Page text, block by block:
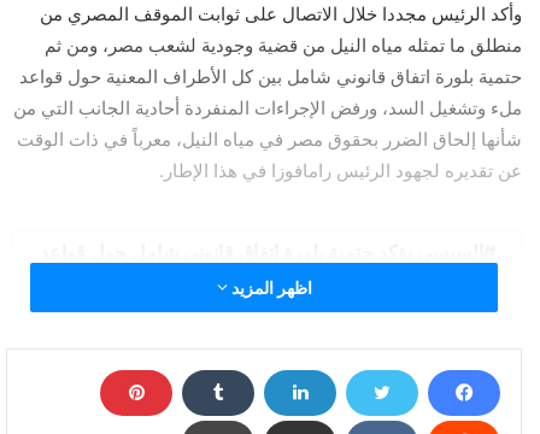
وأكد الرئيس مجددا خلال الاتصال على ثوابت الموقف المصري من
منطلق ما تمثله مياه النيل من قضية وجودية لشعب مصر، ومن ثم
حتمية بلورة اتفاق قانوني شامل بين كل الأطراف المعنية حول قواعد
ملء وتشغيل السد، ورفض الإجراءات المنفردة أحادية الجانب التي من
شأنها إلحاق الضرر بحقوق مصر في مياه النيل، معرباً في ذات الوقت
عن تقديره لجهود الرئيس رامافوزا في هذا الإطار.
ملء وتشغيل "سد النهضة"
اظهر المزيد